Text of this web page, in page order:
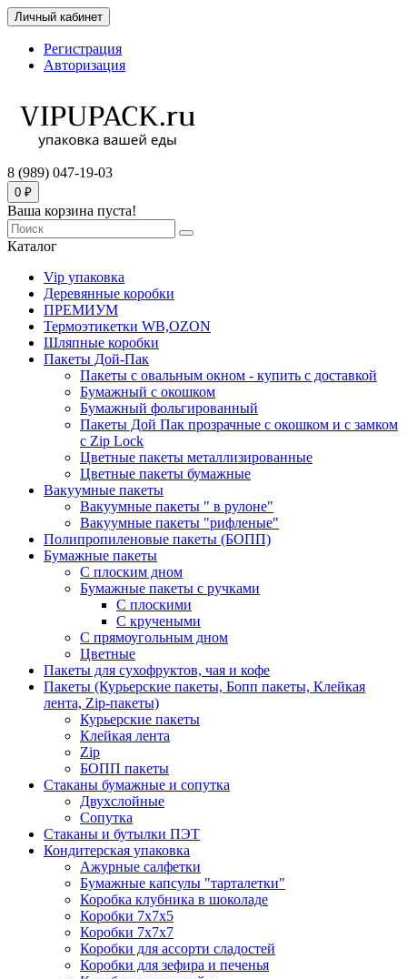
Личный кабинет
Регистрация
Авторизация
8 (989) 047-19-03
0 ₽
Ваша корзина пуста!
Каталог
Vip упаковка
Деревянные коробки
ПРЕМИУМ
Термоэтикетки WB,OZON
Шляпные коробки
Пакеты Дой-Пак
Пакеты с овальным окном - купить с доставкой
Бумажный с окошком
Бумажный фольгированный
Пакеты Дой Пак прозрачные с окошком и с замком
с Zip Lock
Цветные пакеты металлизированные
Цветные пакеты бумажные
Вакуумные пакеты
Вакуумные пакеты " в рулоне"
Вакуумные пакеты "рифленые"
Полипропиленовые пакеты (БОПП)
Бумажные пакеты
С плоским дном
Бумажные пакеты с ручками
С плоскими
С кручеными
С прямоугольным дном
Цветные
Пакеты для сухофруктов, чая и кофе
Пакеты (Курьерские пакеты, Бопп пакеты, Клейкая
лента, Zip-пакеты)
Курьерские пакеты
Клейкая лента
Zip
БОПП пакеты
Стаканы бумажные и сопутка
Двухслойные
Сопутка
Стаканы и бутылки ПЭТ
Кондитерская упаковка
Ажурные салфетки
Бумажные капсулы "тарталетки"
Коробка клубника в шоколаде
Коробки 7х7х5
Коробки 7х7х7
Коробки для ассорти сладостей
Коробки для зефира и печенья